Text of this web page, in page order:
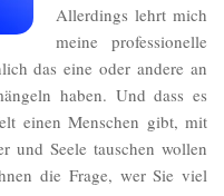
Allerdings lehrt mich
meine professionelle
das eine oder andere an
haben. Und dass es
einen Menschen gibt, mit
und Seele tauschen wollen
die Frage, wer Sie viel